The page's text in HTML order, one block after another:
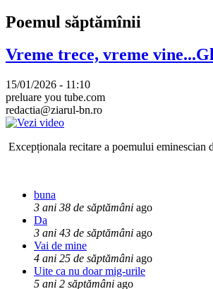
Poemul săptămînii
Vreme trece, vreme
15/01/2026 - 11:10
preluare you tube.com
redactia@ziarul-bn.ro
Excepționala recitare a poemului eminescian
buna
3 ani 38 de săptămâni ago
Da
3 ani 43 de săptămâni ago
Vai de mine
4 ani 25 de săptămâni ago
Uite ca nu doar mig-urile
5 ani 2 săptămâni ago